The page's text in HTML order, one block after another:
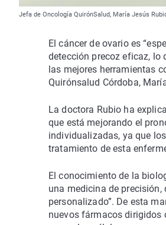
Jefa de Oncología QuirónSalud, María Jesús
El cáncer de ovario es
detección precoz eficaz, lo
las mejores herramientas
Quirónsalud Córdoba,
La doctora Rubio ha
que está mejorando el
individualizadas, ya que
tratamiento de esta
El conocimiento de la
una medicina de
personalizado”. De esta
nuevos fármacos dirigidos